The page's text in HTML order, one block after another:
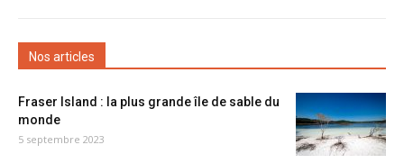
Nos articles
Fraser Island : la plus grande île de sable du
monde
5 septembre 2023